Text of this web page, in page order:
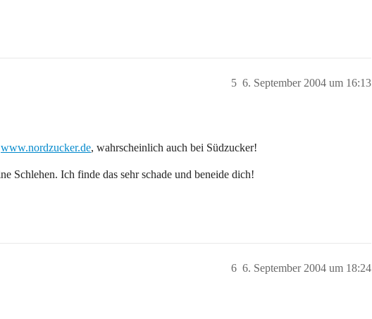
6. September 2004 um 16:13
5
www.nordzucker.de, wahrscheinlich auch bei Südzucker!
Schlehen. Ich finde das sehr schade und beneide dich!
6. September 2004 um 18:24
6